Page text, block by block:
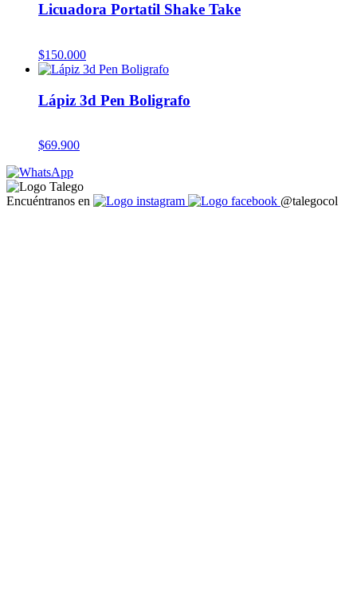
Licuadora Portatil Shake Take
$150.000
Lápiz 3d Pen Boligrafo
$69.900
Encuéntranos en @talegocol